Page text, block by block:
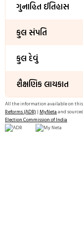
ગુનાહિત ઈતિહાસ
કુલ સંપતિ
કુલ દેવું
શૈક્ષણિક લાયકાત
All the information available on
Reforms (ADR) | MyNeta and
Election Commission of India